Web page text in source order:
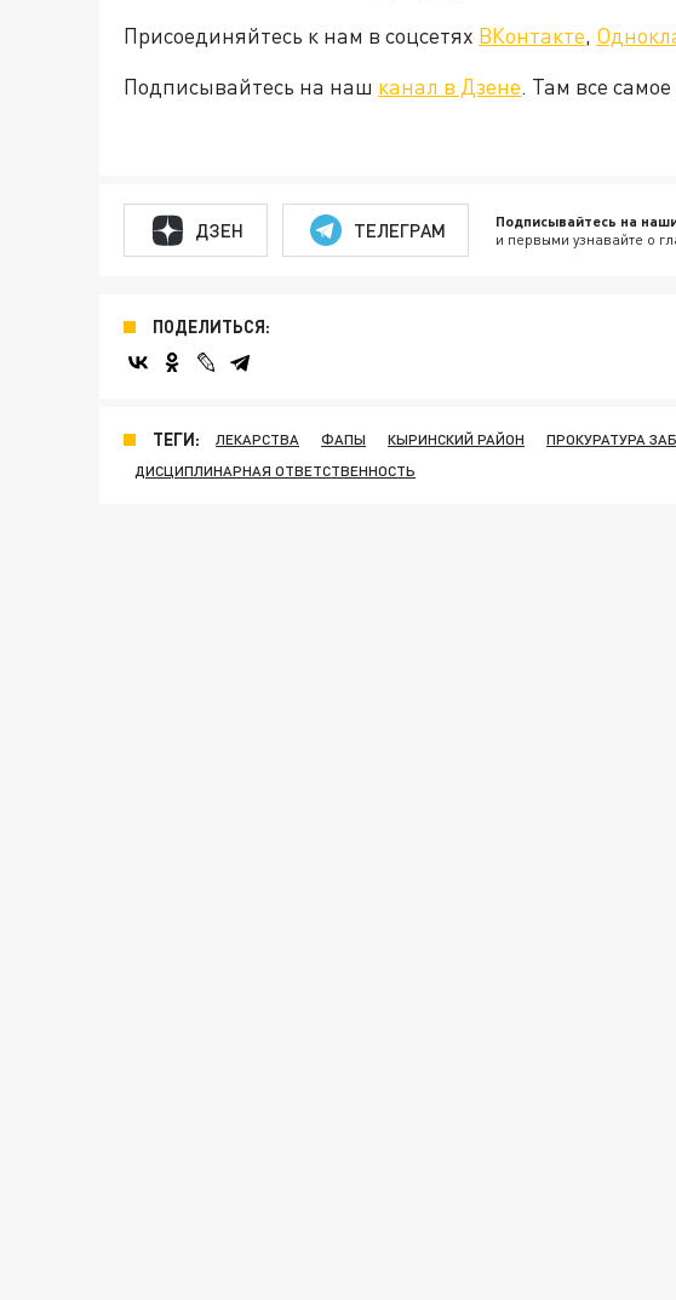
Присоединяйтесь к нам в соцсетях ВКонтакте,
Подписывайтесь на наш канал в Дзене. Там все
ДЗЕН ТЕЛЕГРАМ Подписывайтесь на
и первыми узнавайте о
ПОДЕЛИТЬСЯ:
ТЕГИ: ЛЕКАРСТВА ФАПЫ КЫРИНСКИЙ РАЙОН
ПРОКУРАТУРА
ДИСЦИПЛИНАРНАЯ ОТВЕТСТВЕННОСТЬ